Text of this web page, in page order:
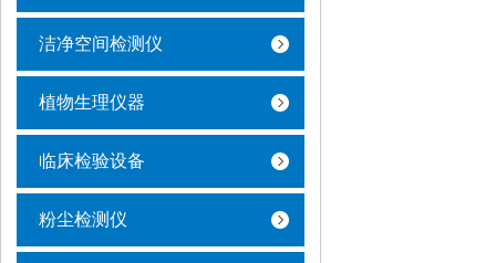
洁净空间检测仪
植物生理仪器
临床检验设备
粉尘检测仪